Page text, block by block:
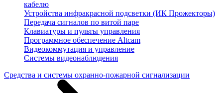
кабелю
Устройства инфракрасной подсветки (ИК Прожекторы)
Передача сигналов по витой паре
Клавиатуры и пульты управления
Программное обеспечение Altcam
Видеокоммутация и управление
Системы видеонаблюдения
Средства и системы охранно-пожарной сигнализации